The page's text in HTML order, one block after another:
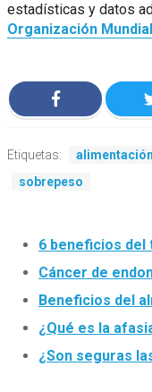
estadísticas y datos
Organización
Etiquetas:
sobrepeso
6 beneficios del
Cáncer de
Beneficios del
¿Qué es la
¿Son seguras